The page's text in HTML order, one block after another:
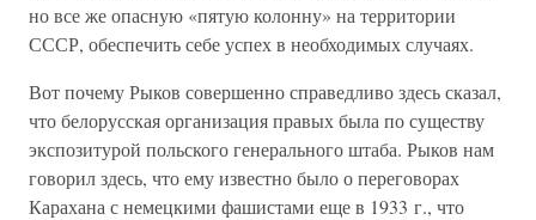
но все же опасную «пятую колонну» на территории
СССР, обеспечить себе успех в необходимых случаях.
Вот почему Рыков совершенно справедливо здесь сказал,
что белорусская организация правых была по существу
экспозитурой польского генерального штаба. Рыков нам
говорил здесь, что ему известно было о переговорах
Карахана с немецкими фашистами еще в 1933 г., что